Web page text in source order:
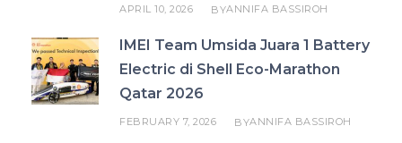
APRIL 10, 2026 BYANNIFA BASSIROH
IMEI Team Umsida Juara 1 Battery
Electric di Shell Eco-Marathon
Qatar 2026
FEBRUARY 7, 2026 BYANNIFA BASSIROH